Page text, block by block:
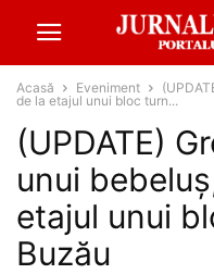
Acasă Eveniment
de la etajul unui bloc turn...
(UPDATE)
unui
etajul unui
Buzău